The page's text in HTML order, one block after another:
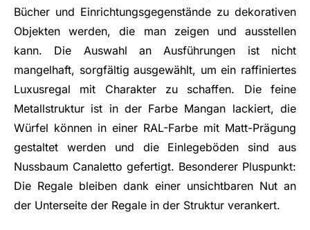
Bücher und Einrichtungsgegenstände zu dekorativen
Objekten werden, die man zeigen und ausstellen
kann. Die Auswahl an Ausführungen ist nicht
mangelhaft, sorgfältig ausgewählt, um ein raffiniertes
Luxusregal mit Charakter zu schaffen. Die feine
Metallstruktur ist in der Farbe Mangan lackiert, die
Würfel können in einer RAL-Farbe mit Matt-Prägung
gestaltet werden und die Einlegeböden sind aus
Nussbaum Canaletto gefertigt. Besonderer Pluspunkt:
Die Regale bleiben dank einer unsichtbaren Nut an
der Unterseite der Regale in der Struktur verankert.